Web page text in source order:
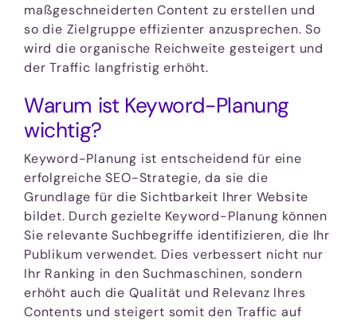
maßgeschneiderten Content zu erstellen und
so die Zielgruppe effizienter anzusprechen. So
wird die organische Reichweite gesteigert und
der Traffic langfristig erhöht.
Warum ist Keyword-Planung
wichtig?
Keyword-Planung ist entscheidend für eine
erfolgreiche SEO-Strategie, da sie die
Grundlage für die Sichtbarkeit Ihrer Website
bildet. Durch gezielte Keyword-Planung können
Sie relevante Suchbegriffe identifizieren, die Ihr
Publikum verwendet. Dies verbessert nicht nur
Ihr Ranking in den Suchmaschinen, sondern
erhöht auch die Qualität und Relevanz Ihres
Contents und steigert somit den Traffic auf